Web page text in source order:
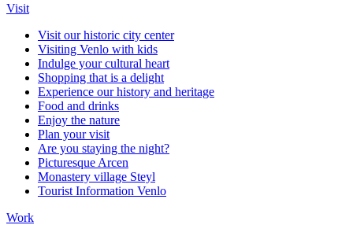
Visit
Visit our historic city center
Visiting Venlo with kids
Indulge your cultural heart
Shopping that is a delight
Experience our history and heritage
Food and drinks
Enjoy the nature
Plan your visit
Are you staying the night?
Picturesque Arcen
Monastery village Steyl
Tourist Information Venlo
Work